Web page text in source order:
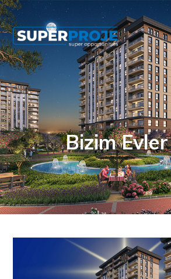
Bizim